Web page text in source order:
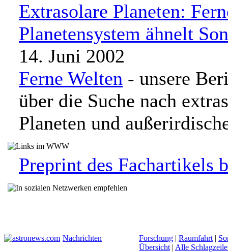
Extrasolare Planeten:
Planetensystem ähnelt
14. Juni 2002
Ferne Welten - unsere
über die Suche nach
Planeten und
Preprint des Fachartikels
Nachrichten Forschung | Raumfahrt |
Übersicht | Alle